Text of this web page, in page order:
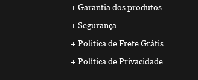
Garantia dos produtos
Segurança
Politica de Frete Grátis
Política de Privacidade